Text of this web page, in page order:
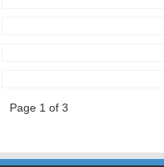
Page 1 of 3